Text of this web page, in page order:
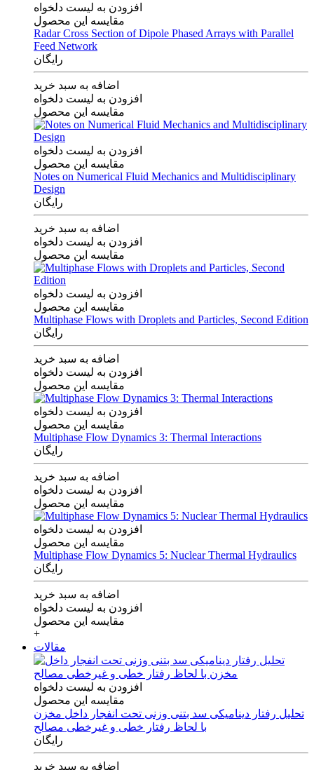
افزودن به لیست دلخواه
مقایسه این محصول
Radar Cross Section of Dipole Phased Arrays with Parallel
Feed Network
رایگان
اضافه به سبد خرید
افزودن به لیست دلخواه
مقایسه این محصول
افزودن به لیست دلخواه
مقایسه این محصول
Notes on Numerical Fluid Mechanics and Multidisciplinary
Design
رایگان
اضافه به سبد خرید
افزودن به لیست دلخواه
مقایسه این محصول
افزودن به لیست دلخواه
مقایسه این محصول
Multiphase Flows with Droplets and Particles, Second Edition
رایگان
اضافه به سبد خرید
افزودن به لیست دلخواه
مقایسه این محصول
افزودن به لیست دلخواه
مقایسه این محصول
Multiphase Flow Dynamics 3: Thermal Interactions
رایگان
اضافه به سبد خرید
افزودن به لیست دلخواه
مقایسه این محصول
افزودن به لیست دلخواه
مقایسه این محصول
Multiphase Flow Dynamics 5: Nuclear Thermal Hydraulics
رایگان
اضافه به سبد خرید
افزودن به لیست دلخواه
مقایسه این محصول
+
مقالات
افزودن به لیست دلخواه
مقایسه این محصول
تحلیل رفتار دینامیکی سد بتنی وزنی تحت انفجار داخل مخزن
با لحاظ رفتار خطی و غیرخطی مصالح
رایگان
اضافه به سبد خرید